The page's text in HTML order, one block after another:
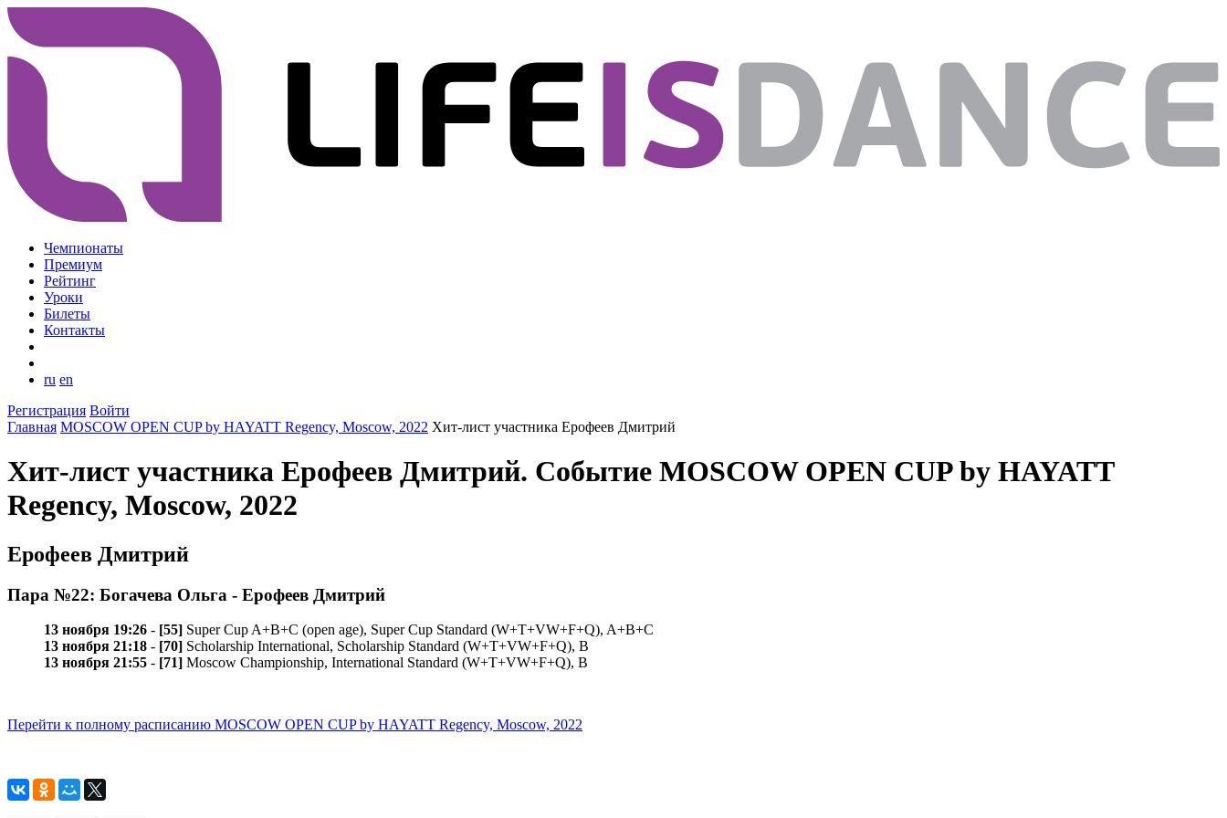
Чемпионаты
Премиум
Рейтинг
Уроки
Билеты
Контакты
ru en
Регистрация Войти
Главная MOSCOW OPEN CUP by HAYATT Regency, Moscow, 2022 Хит-лист участника Ерофеев Дмитрий
Хит-лист участника Ерофеев Дмитрий. Событие MOSCOW OPEN CUP by HAYATT
Regency, Moscow, 2022
Ерофеев Дмитрий
Пара №22: Богачева Ольга - Ерофеев Дмитрий
13 ноября 19:26 - [55] Super Cup A+B+C (open age), Super Cup Standard (W+T+VW+F+Q), A+B+C
13 ноября 21:18 - [70] Scholarship International, Scholarship Standard (W+T+VW+F+Q), B
13 ноября 21:55 - [71] Moscow Championship, International Standard (W+T+VW+F+Q), B
Перейти к полному расписанию MOSCOW OPEN CUP by HAYATT Regency, Moscow, 2022